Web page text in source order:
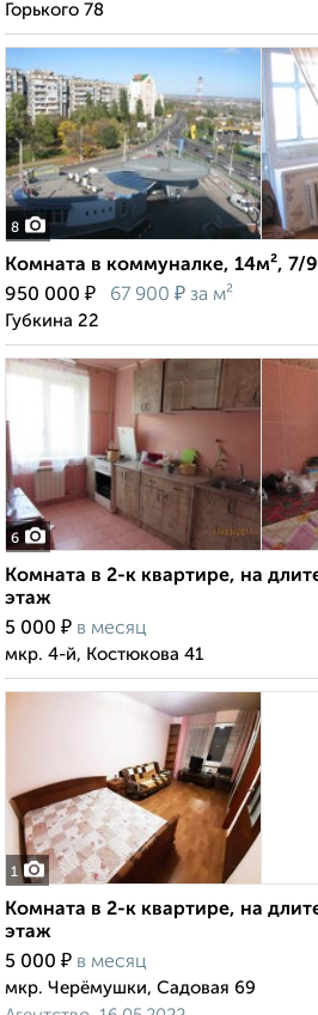
Горького 78
8
Комната в коммуналке, 14м², 7/
950 000 ₽ 67 900 ₽ за м²
Губкина 22
6
Комната в 2-к квартире, на
этаж
5 000 ₽ в месяц
мкр. 4-й, Костюкова 41
1
Комната в 2-к квартире, на
этаж
5 000 ₽ в месяц
мкр. Черёмушки, Садовая 69